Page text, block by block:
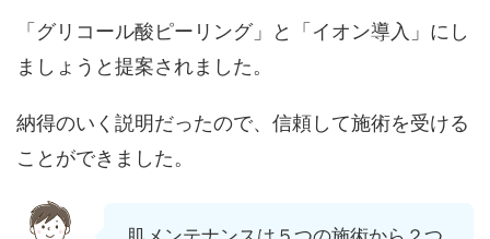
「グリコール酸ピーリング」と「イオン導入」にし
ましょうと提案されました。
納得のいく説明だったので、信頼して施術を受ける
ことができました。